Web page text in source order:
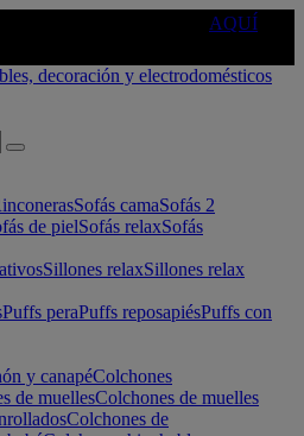
AQUÍ
Sofás camaSofás 2
de pielSofás relaxSofás
Sillones relaxSillones relax
Puffs peraPuffs reposapiésPuffs con
y canapéColchones
de muellesColchones de muelles
Colchones de